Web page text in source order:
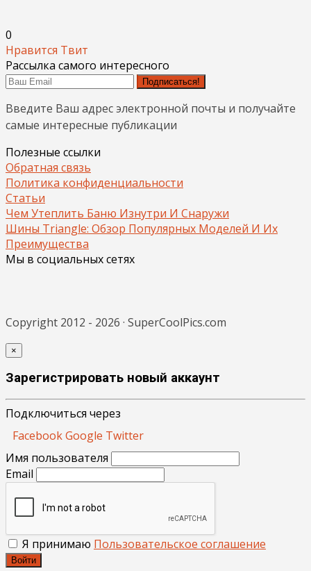
0
Нравится Твит
Рассылка самого интересного
Подписаться!
Введите Ваш адрес электронной почты и получайте
самые интересные публикации
Полезные ссылки
Обратная связь
Политика конфиденциальности
Статьи
Чем Утеплить Баню Изнутри И Снаружи
Шины Triangle: Обзор Популярных Моделей И Их
Преимущества
Мы в социальных сетях
Copyright 2012 - 2026 · SuperCoolPics.com
×
Зарегистрировать новый аккаунт
Подключиться через
FacebookGoogle Twitter
Имя пользователя
Email
Я принимаю Пользовательское соглашение
Войти